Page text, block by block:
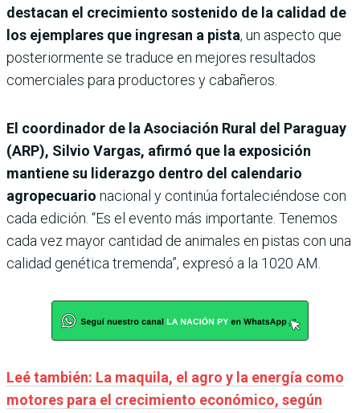
destacan el crecimiento sostenido de la calidad de
los ejemplares que ingresan a pista, un aspecto que
posteriormente se traduce en mejores resultados
comerciales para productores y cabañeros.
El coordinador de la Asociación Rural del Paraguay
(ARP), Silvio Vargas, afirmó que la exposición
mantiene su liderazgo dentro del calendario
agropecuario nacional y continúa fortaleciéndose con
cada edición. “Es el evento más importante. Tenemos
cada vez mayor cantidad de animales en pistas con una
calidad genética tremenda”, expresó a la 1020 AM.
Leé también: La maquila, el agro y la energía como
motores para el crecimiento económico, según